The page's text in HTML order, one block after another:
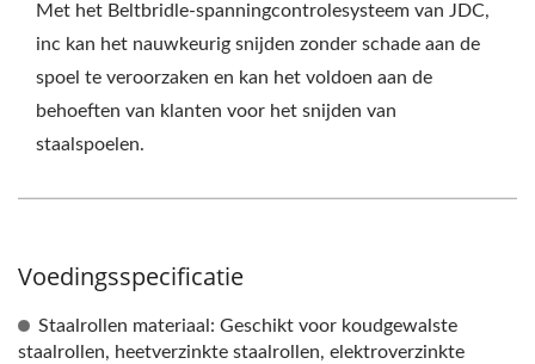
Met het Beltbridle-spanningcontrolesysteem van JDC,
inc kan het nauwkeurig snijden zonder schade aan de
spoel te veroorzaken en kan het voldoen aan de
behoeften van klanten voor het snijden van
staalspoelen.
Voedingsspecificatie
Staalrollen materiaal: Geschikt voor koudgewalste
staalrollen, heetverzinkte staalrollen, elektroverzinkte